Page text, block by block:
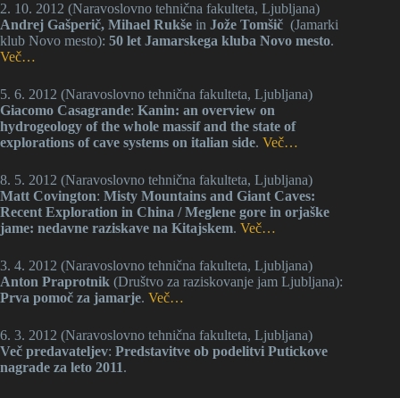
2. 10. 2012 (Naravoslovno tehnična fakulteta, Ljubljana)
Andrej Gašperič, Mihael Rukše in Jože Tomšič (Jamarki
klub Novo mesto): 50 let Jamarskega kluba Novo mesto.
Več…
5. 6. 2012 (Naravoslovno tehnična fakulteta, Ljubljana)
Giacomo Casagrande: Kanin: an overview on
hydrogeology of the whole massif and the state of
explorations of cave systems on italian side. Več…
8. 5. 2012 (Naravoslovno tehnična fakulteta, Ljubljana)
Matt Covington: Misty Mountains and Giant Caves:
Recent Exploration in China / Meglene gore in orjaške
jame: nedavne raziskave na Kitajskem. Več…
3. 4. 2012 (Naravoslovno tehnična fakulteta, Ljubljana)
Anton Praprotnik (Društvo za raziskovanje jam Ljubljana):
Prva pomoč za jamarje. Več…
6. 3. 2012 (Naravoslovno tehnična fakulteta, Ljubljana)
Več predavateljev: Predstavitve ob podelitvi Putickove
nagrade za leto 2011.